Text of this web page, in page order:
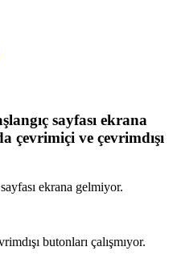
sayfası ekrana
çevrimiçi ve çevrimdışı
ekrana gelmiyor.
butonları çalışmıyor.